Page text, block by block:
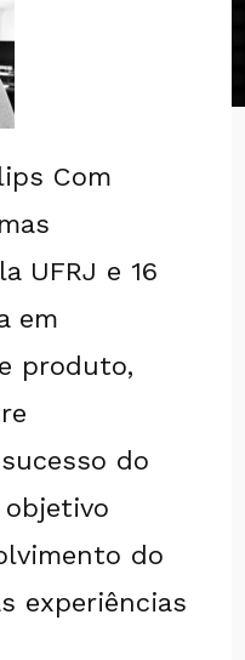
Com
UFRJ e 16
em
produto,
do
do
experiências